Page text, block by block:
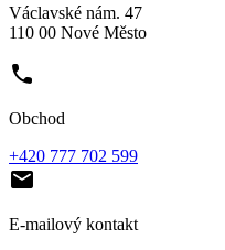
Václavské nám. 47
110 00 Nové Město
phone
Obchod
+420 777 702 599
email
E-mailový kontakt